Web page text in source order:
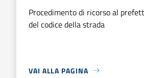
Procedimento di ricorso al
del codice della strada
VAI ALLA PAGINA